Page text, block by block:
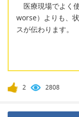
医療現場でよく
worse）よりも、
スが伝わります。
2 2808